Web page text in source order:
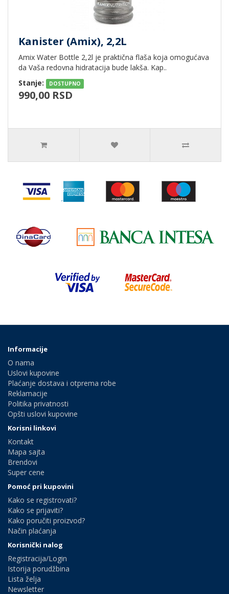
Kanister (Amix), 2,2L
Amix Water Bottle 2,2l je praktična flaša koja omogućava
da Vaša redovna hidratacija bude lakša. Kap..
Stanje:
DOSTUPNO
990,00 RSD
Informacije
O nama
Uslovi kupovine
Plaćanje dostava i otprema robe
Reklamacije
Politika privatnosti
Opšti uslovi kupovine
Korisni linkovi
Kontakt
Mapa sajta
Brendovi
Super cene
Pomoć pri kupovini
Kako se registrovati?
Kako se prijaviti?
Kako poručiti proizvod?
Način plaćanja
Korisnički nalog
Registracija/Login
Istorija porudžbina
Lista želja
Newsletter